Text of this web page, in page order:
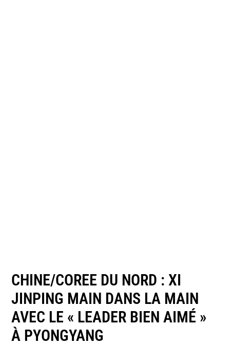
CHINE/COREE DU NORD : XI
JINPING MAIN DANS LA MAIN
AVEC LE « LEADER BIEN AIMÉ »
À PYONGYANG